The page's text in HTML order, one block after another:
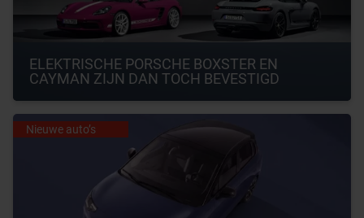
ELEKTRISCHE PORSCHE BOXSTER EN
CAYMAN ZIJN DAN TOCH BEVESTIGD
Nieuwe auto’s